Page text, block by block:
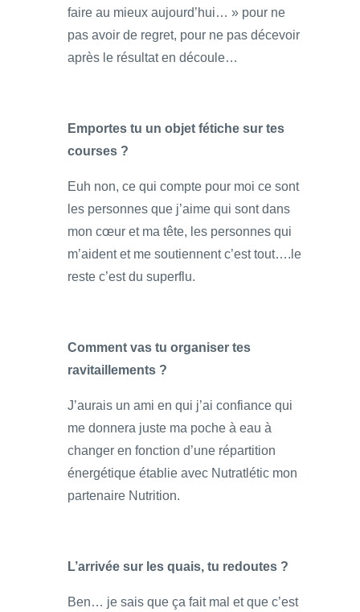
faire au mieux aujourd’hui… » pour ne
pas avoir de regret, pour ne pas décevoir
après le résultat en découle…
Emportes tu un objet fétiche sur tes
courses ?
Euh non, ce qui compte pour moi ce sont
les personnes que j’aime qui sont dans
mon cœur et ma tête, les personnes qui
m’aident et me soutiennent c’est tout….le
reste c’est du superflu.
Comment vas tu organiser tes
ravitaillements ?
J’aurais un ami en qui j’ai confiance qui
me donnera juste ma poche à eau à
changer en fonction d’une répartition
énergétique établie avec Nutratlétic mon
partenaire Nutrition.
L’arrivée sur les quais, tu redoutes ?
Ben… je sais que ça fait mal et que c’est